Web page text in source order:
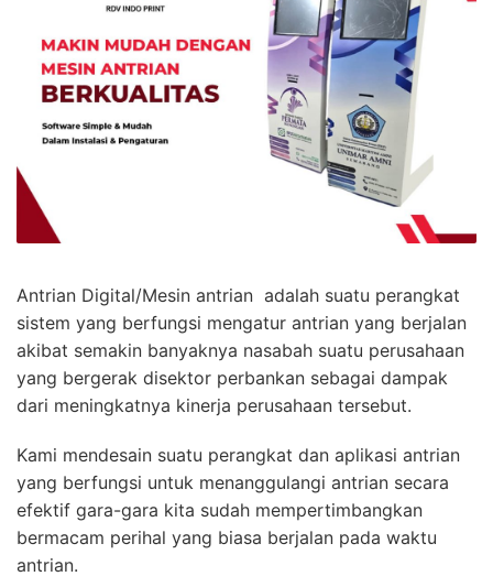
Antrian Digital/Mesin antrian adalah suatu perangkat
sistem yang berfungsi mengatur antrian yang berjalan
akibat semakin banyaknya nasabah suatu perusahaan
yang bergerak disektor perbankan sebagai dampak
dari meningkatnya kinerja perusahaan tersebut.
Kami mendesain suatu perangkat dan aplikasi antrian
yang berfungsi untuk menanggulangi antrian secara
efektif gara-gara kita sudah mempertimbangkan
bermacam perihal yang biasa berjalan pada waktu
antrian.